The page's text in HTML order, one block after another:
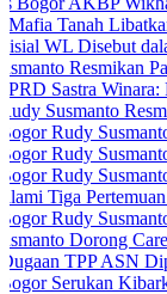
Libatkan Oknum
dalam
Pasar
Winara: Pasar
Resmikan
Susmanto
Susmanto
Susmanto
Raja
Susmanto
Career
ASN Dipangkas
Kibarkan Merah